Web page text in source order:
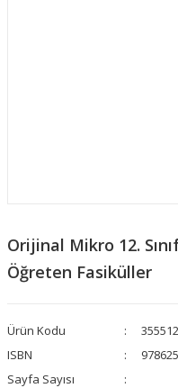
Orijinal Mikro 12.
Öğreten Fasiküller
Ürün Kodu
355512
ISBN
Sayfa Sayısı